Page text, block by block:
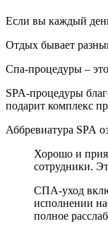
Если вы каждый
Отдых бывает
Спа-процедуры –
SPA-процедуры
подарит комплекс
Аббревиатура SPA
Хорошо и
сотрудники.
СПА-уход
исполнении
полное